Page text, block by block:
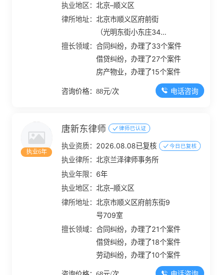
执业地区：北京–顺义区
律所地址：北京市顺义区府前街
（光明东街小东庄340
号交通运输执法队西
侧）
擅长领域：合同纠纷，办理了33个案件
借贷纠纷，办理了27个案件
房产物业，办理了15个案件
咨询价格：88元/次 电话咨询
执业6年
唐新东律师 律师已认证
执业资质： 2026.08.08已复核 今日已复核
执业律所：北京兰泽律师事务所
执业年限： 6年
执业地区：北京–顺义区
律所地址：北京市顺义区府前东街9
号709室
擅长领域：合同纠纷，办理了21个案件
借贷纠纷，办理了18个案件
劳动纠纷，办理了10个案件